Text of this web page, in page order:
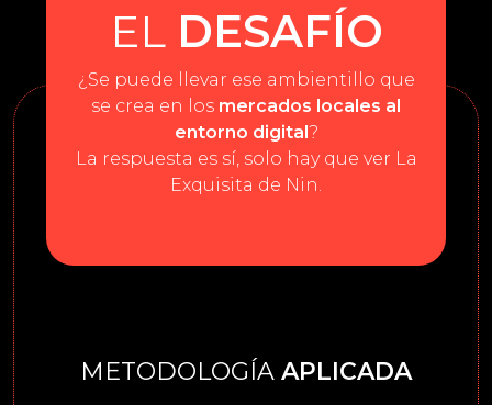
EL DESAFÍO
¿Se puede llevar ese ambientillo que
se crea en los mercados locales al
entorno digital?
La respuesta es sí, solo hay que ver La
Exquisita de Nin.
METODOLOGÍA APLICADA